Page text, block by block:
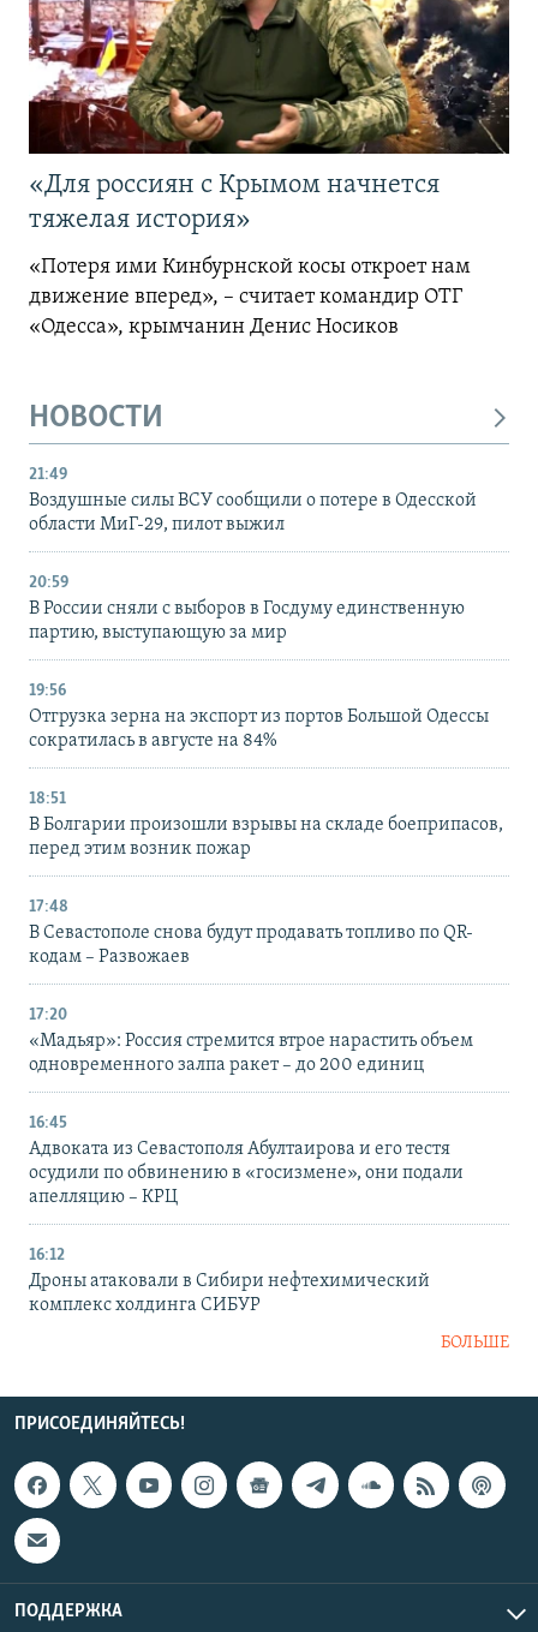
«Для россиян с Крымом начнется
тяжелая история»
«Потеря ими Кинбурнской косы откроет нам
движение вперед», – считает командир ОТГ
«Одесса», крымчанин Денис Носиков
НОВОСТИ
21:49
Воздушные силы ВСУ сообщили о потере в Одесской
области МиГ-29, пилот выжил
20:59
В России сняли с выборов в Госдуму единственную
партию, выступающую за мир
19:56
Отгрузка зерна на экспорт из портов Большой Одессы
сократилась в августе на 84%
18:51
В Болгарии произошли взрывы на складе боеприпасов,
перед этим возник пожар
17:48
В Севастополе снова будут продавать топливо по QR-
кодам – Развожаев
17:20
«Мадьяр»: Россия стремится втрое нарастить объем
одновременного залпа ракет – до 200 единиц
16:45
Адвоката из Севастополя Абултаирова и его тестя
осудили по обвинению в «госизмене», они подали
апелляцию – КРЦ
16:12
Дроны атаковали в Сибири нефтехимический
комплекс холдинга СИБУР
БОЛЬШЕ
ПРИСОЕДИНЯЙТЕСЬ!
ПОДДЕРЖКА